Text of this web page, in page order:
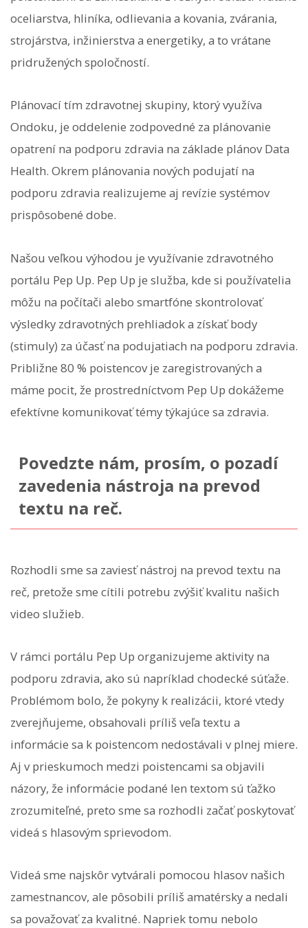
oceliarstva, hliníka, odlievania a kovania, zvárania,
strojárstva, inžinierstva a energetiky, a to vrátane
pridružených spoločností.
Plánovací tím zdravotnej skupiny, ktorý využíva
Ondoku, je oddelenie zodpovedné za plánovanie
opatrení na podporu zdravia na základe plánov Data
Health. Okrem plánovania nových podujatí na
podporu zdravia realizujeme aj revízie systémov
prispôsobené dobe.
Našou veľkou výhodou je využívanie zdravotného
portálu Pep Up. Pep Up je služba, kde si používatelia
môžu na počítači alebo smartfóne skontrolovať
výsledky zdravotných prehliadok a získať body
(stimuly) za účasť na podujatiach na podporu zdravia.
Približne 80 % poistencov je zaregistrovaných a
máme pocit, že prostredníctvom Pep Up dokážeme
efektívne komunikovať témy týkajúce sa zdravia.
Povedzte nám, prosím, o pozadí
zavedenia nástroja na prevod
textu na reč.
Rozhodli sme sa zaviesť nástroj na prevod textu na
reč, pretože sme cítili potrebu zvýšiť kvalitu našich
video služieb.
V rámci portálu Pep Up organizujeme aktivity na
podporu zdravia, ako sú napríklad chodecké súťaže.
Problémom bolo, že pokyny k realizácii, ktoré vtedy
zverejňujeme, obsahovali príliš veľa textu a
informácie sa k poistencom nedostávali v plnej miere.
Aj v prieskumoch medzi poistencami sa objavili
názory, že informácie podané len textom sú ťažko
zrozumiteľné, preto sme sa rozhodli začať poskytovať
videá s hlasovým sprievodom.
Videá sme najskôr vytvárali pomocou hlasov našich
zamestnancov, ale pôsobili príliš amatérsky a nedali
sa považovať za kvalitné. Napriek tomu nebolo